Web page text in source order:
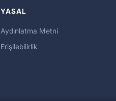
YASAL
Aydınlatma Metni
Erişilebilirlik